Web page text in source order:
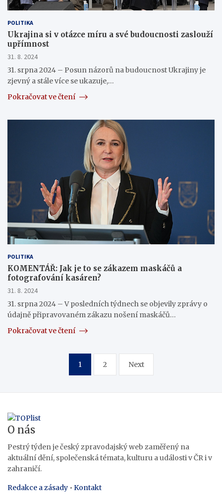
POLITIKA
Ukrajina si v otázce míru a své budoucnosti zaslouží
upřímnost
31. 8. 2024
31. srpna 2024 – Posun názorů na budoucnost Ukrajiny je
zjevný a stále více se ukazuje,…
Pokračovat ve čtení
POLITIKA
KOMENTÁŘ: Jak je to se zákazem maskáčů a
fotografování kasáren?
31. 8. 2024
31. srpna 2024 – V posledních týdnech se objevily zprávy o
údajně připravovaném zákazu nošení maskáčů…
Pokračovat ve čtení
Stránkování1 2 Next
O nás
Pestrý týden je český zpravodajský web zaměřený na
aktuální dění, společenská témata, kulturu a události v ČR i v
zahraničí.
Redakce a zásady • Kontakt